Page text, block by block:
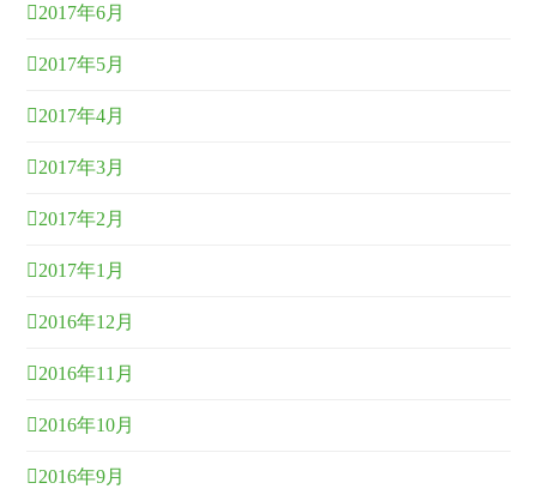
2017年6月
2017年5月
2017年4月
2017年3月
2017年2月
2017年1月
2016年12月
2016年11月
2016年10月
2016年9月